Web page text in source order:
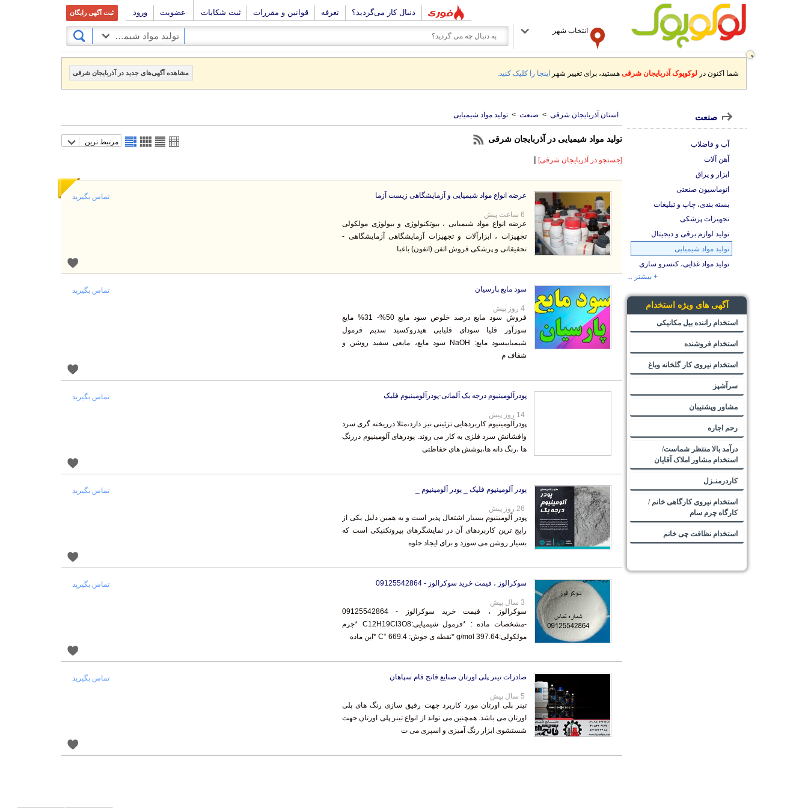
دنبال کار می‌گردید؟ تعرفه قوانین و مقررات ثبت شکایات عضویت ورود ثبت آگهی رایگان
انتخاب شهر
تولید مواد شیمیایی
شما اکنون در لوکوپوک آذربایجان شرقی هستید، برای تغییر شهر اینجا را کلیک کنید. مشاهده آگهی‌های جدید در آذربایجان شرقی
استان آذربایجان شرقی > صنعت > تولید مواد شیمیایی
تولید مواد شیمیایی در آذربایجان شرقی مرتبط ترین
[جستجو در آذربایجان شرقی] |
عرضه انواع مواد شیمیایی و آزمایشگاهی زیست آزما
عرضه انواع مواد شیمیایی ، بیوتکنولوژی و بیولوژی مولکولی
تجهیزات ، ابزارآلات و تجهیزات آزمایشگاهی آزمایشگاهی -
تحقیقاتی و پزشکی فروش اتفن (اتفون) باغبا
6 ساعت پیش
تماس بگیرید
سود مایع پارسیان
فروش سود مایع درصد خلوص سود مایع 50%- 31% مایع
سوزآور قلیا سودای قلیایی هیدروکسید سدیم فرمول
شیمیاییسود مایع: NaOH سود مایع، مایعی سفید روشن و
شفاف م
4 روز پیش
تماس بگیرید
پودرآلومینیوم درجه یک آلمانی-پودرآلومینیوم فلیک
پودرآلومینیوم کاربردهایی تزئینی نیز دارد،مثلا درریخته گری سرد
وافشانش سرد فلزی به کار می روند. پودرهای آلومینیوم دررنگ
ها ،رنگ دانه ها،پوشش های حفاظتی
14 روز پیش
تماس بگیرید
پودر آلومینیوم فلیک _ پودر آلومینیوم _
پودر آلومینیوم بسیار اشتعال پذیر است و به همین دلیل یکی از
رایج ترین کاربردهای آن در نمایشگرهای پیروتکنیکی است که
بسیار روشن می سوزد و برای ایجاد جلوه
26 روز پیش
تماس بگیرید
سوکرالوز ، قیمت خرید سوکرالوز - 09125542864
سوکرالوز ، قیمت خرید سوکرالوز - 09125542864
-مشخصات ماده : *فرمول شیمیایی:C12H19Cl3O8 *جرم
مولکولی:397.64 g/mol *نقطه ی جوش: 669.4 °C *این ماده
3 سال پیش
تماس بگیرید
صادرات تینر پلی اورتان صنایع فاتح فام سپاهان
تینر پلی اورتان مورد کاربرد جهت رقیق سازی رنگ های پلی
اورتان می باشد. همچنین می تواند از انواع تینر پلی اورتان جهت
شستشوی ابزار رنگ آمیزی و اسپری می ت
5 سال پیش
تماس بگیرید
صنعت
آب و فاضلاب
آهن آلات
ابزار و یراق
اتوماسیون صنعتی
بسته بندی، چاپ و تبلیغات
تجهیزات پزشکی
تولید لوازم برقی و دیجیتال
تولید مواد شیمیایی
تولید مواد غذایی، کنسرو سازی
+ بیشتر ...
آگهی های ویژه استخدام
استخدام راننده بیل مکانیکی
استخدام فروشنده
استخدام نیروی کار گلخانه وباغ
سرآشپز
مشاور وپشتیبان
رحم اجاره
درآمد بالا منتظر شماست/
استخدام مشاور املاک آقایان
کاردرمنـزل
استخدام نیروی کارگاهی خانم /
کارگاه چرم سام
استخدام نظافت چی خانم